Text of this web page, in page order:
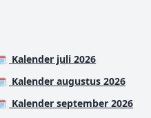
Kalender juli 2026
Kalender augustus 2026
Kalender september 2026